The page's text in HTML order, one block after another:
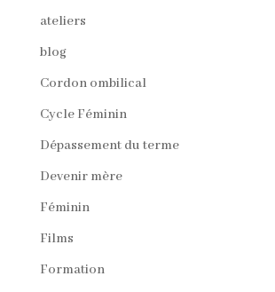
ateliers
blog
Cordon ombilical
Cycle Féminin
Dépassement du terme
Devenir mère
Féminin
Films
Formation